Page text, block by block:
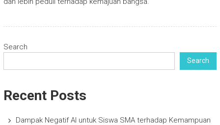
Search
Search
Recent Posts
Dampak Negatif AI untuk Siswa SMA terhadap Kemampuan